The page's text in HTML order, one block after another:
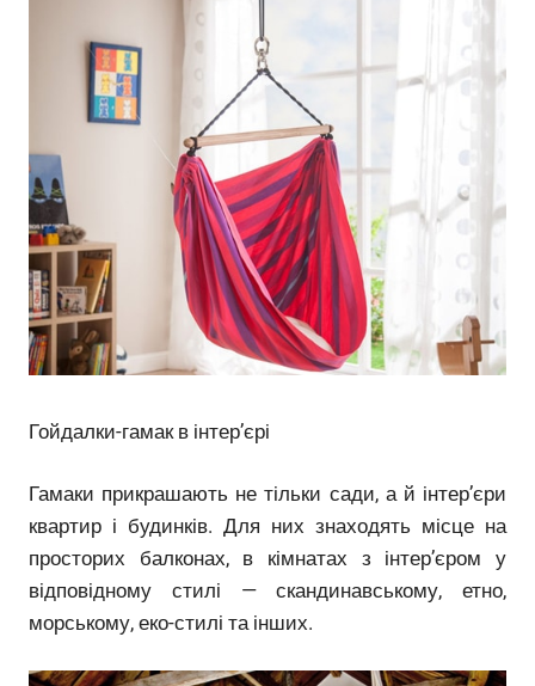
Гойдалки-гамак в інтер’єрі
Гамаки прикрашають не тільки сади, а й інтер’єри
квартир і будинків. Для них знаходять місце на
просторих балконах, в кімнатах з інтер’єром у
відповідному стилі — скандинавському, етно,
морському, еко-стилі та інших.